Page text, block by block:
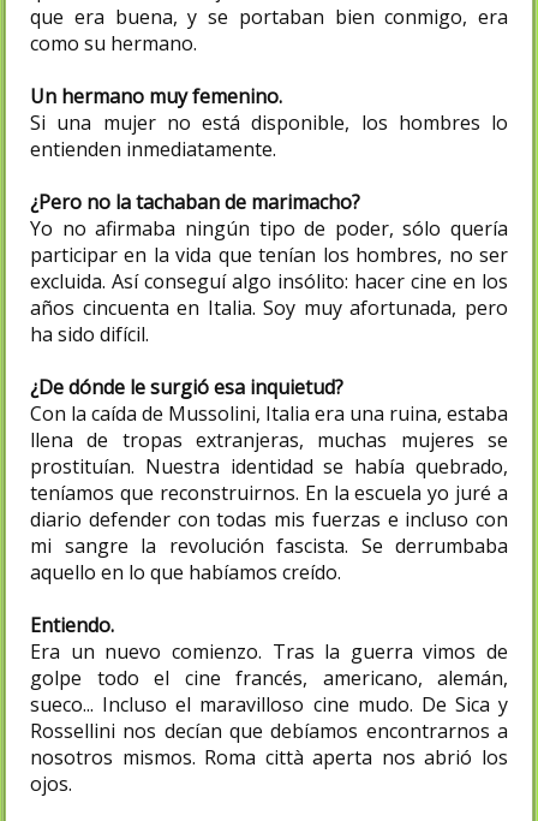
que era buena, y se portaban bien conmigo, era
como su hermano.
Un hermano muy femenino.
Si una mujer no está disponible, los hombres lo
entienden inmediatamente.
¿Pero no la tachaban de marimacho?
Yo no afirmaba ningún tipo de poder, sólo quería
participar en la vida que tenían los hombres, no ser
excluida. Así conseguí algo insólito: hacer cine en los
años cincuenta en Italia. Soy muy afortunada, pero
ha sido difícil.
¿De dónde le surgió esa inquietud?
Con la caída de Mussolini, Italia era una ruina, estaba
llena de tropas extranjeras, muchas mujeres se
prostituían. Nuestra identidad se había quebrado,
teníamos que reconstruirnos. En la escuela yo juré a
diario defender con todas mis fuerzas e incluso con
mi sangre la revolución fascista. Se derrumbaba
aquello en lo que habíamos creído.
Entiendo.
Era un nuevo comienzo. Tras la guerra vimos de
golpe todo el cine francés, americano, alemán,
sueco... Incluso el maravilloso cine mudo. De Sica y
Rossellini nos decían que debíamos encontrarnos a
nosotros mismos. Roma città aperta nos abrió los
ojos.